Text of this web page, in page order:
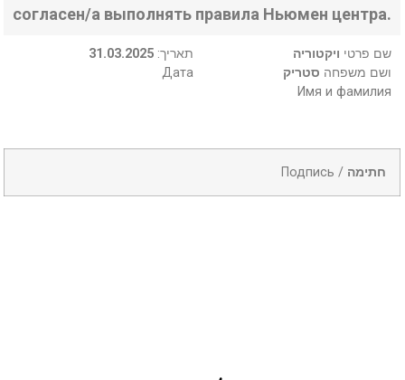
согласен/а выполнять правила Ньюмен центра.
31.03.2025 :תאריך
Дата
שם פרטי ויקטוריה
ושם משפחה סטריק
Имя и фамилия
Подпись / חתימה